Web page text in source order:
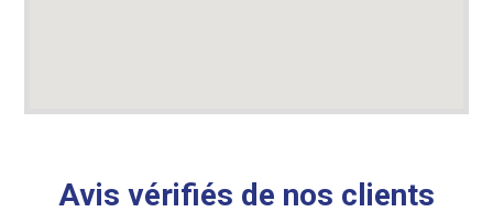
Avis vérifiés de nos clients